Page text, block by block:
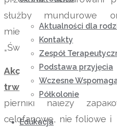
Aktualności dla
Kontakty
Zespół
Podstawa przyjęcia
Wczesne
Półkolonie
Edukacja
służby mundurowe
mieszkańcy Domu
„Światło Nadziei” w Sanoku.
Akcja zaczyna się w
trwać będzie do 20
pierniki należy
celofanowe, nie foliowe i